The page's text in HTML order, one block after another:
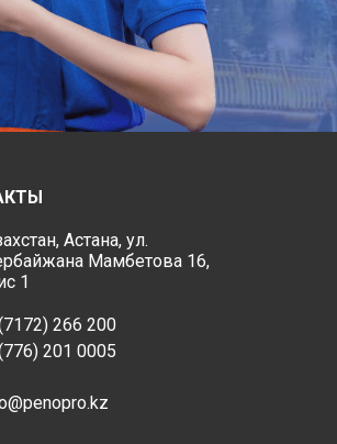
Астана, ул.
Мамбетова 16,
1
266 200
201 0005